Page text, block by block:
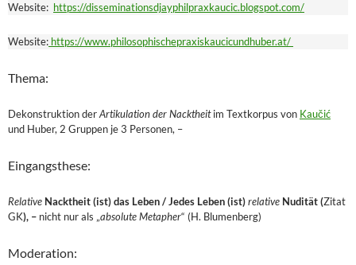
Website: https://disseminationsdjayphilpraxkaucic.blogspot.com/
Website: https://www.philosophischepraxiskaucicundhuber.at/
Thema:
Dekonstruktion derArtikulation der Nacktheitim Textkorpus von Kaučić
und Huber, 2 Gruppen je 3 Personen, –
Eingangsthese:
Relative Nacktheit (ist) das Leben / Jedes Leben (ist)relative Nudität (Zitat
GK), – nicht nur als „absolute Metapher“ (H. Blumenberg)
Moderation: